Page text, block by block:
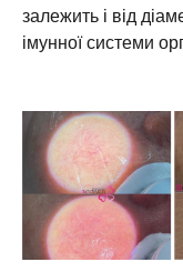
залежить і від
імунної системи